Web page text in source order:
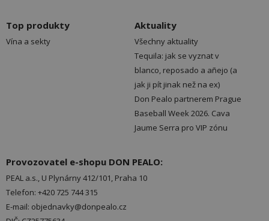
Top produkty
Vína a sekty
Aktuality
Všechny aktuality
Tequila: jak se vyznat v
blanco, reposado a añejo (a
jak ji pít jinak než na ex)
Don Pealo partnerem Prague
Baseball Week 2026. Cava
Jaume Serra pro VIP zónu
Provozovatel e-shopu DON PEALO:
PEAL a.s., U Plynárny 412/101, Praha 10
Telefon: +420 725 744 315
E-mail: objednavky@donpealo.cz